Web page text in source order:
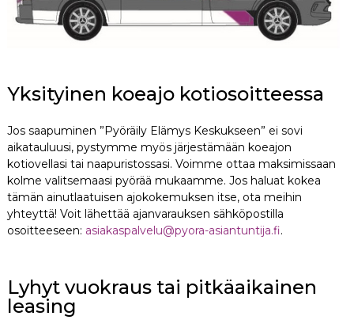
Yksityinen koeajo kotiosoitteessa
Jos saapuminen ”Pyöräily Elämys Keskukseen” ei sovi
aikatauluusi, pystymme myös järjestämään koeajon
kotiovellasi tai naapuristossasi. Voimme ottaa maksimissaan
kolme valitsemaasi pyörää mukaamme. Jos haluat kokea
tämän ainutlaatuisen ajokokemuksen itse, ota meihin
yhteyttä! Voit lähettää ajanvarauksen sähköpostilla
osoitteeseen: asiakaspalvelu@pyora-asiantuntija.fi.
Lyhyt vuokraus tai pitkäaikainen
leasing